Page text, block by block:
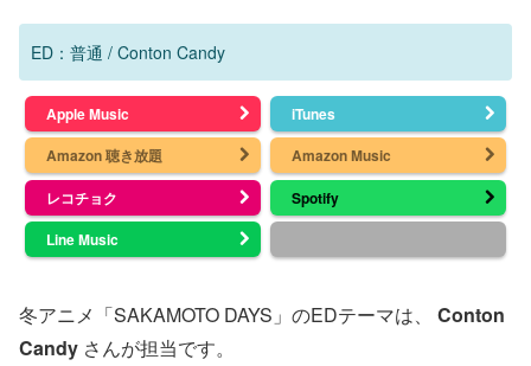
ED：普通 / Conton Candy
Apple Music
iTunes
Amazon 聴き放題
Amazon Music
レコチョク
Spotify
Line Music
冬アニメ「SAKAMOTO DAYS」のEDテーマは、 Conton
Candy さんが担当です。